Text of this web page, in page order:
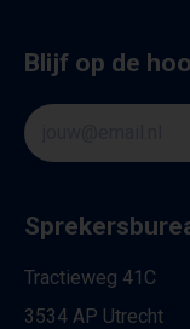
Blijf op de
Tractieweg 41C
3534 AP Utrecht